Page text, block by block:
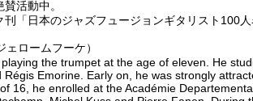
活動中。
「日本のジャズフュージョンギタリスト100人
ロームフーケ）
the trumpet at the age of eleven. He
Régis Emorine. Early on, he was strongly
16, he enrolled at the Académie